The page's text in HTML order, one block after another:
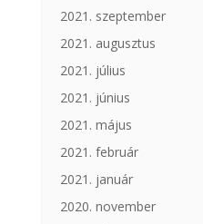
2021. szeptember
2021. augusztus
2021. július
2021. június
2021. május
2021. február
2021. január
2020. november